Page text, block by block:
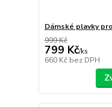
Dámské plavky
999 Kč
799 Kč/ks
660 Kč bez DPH